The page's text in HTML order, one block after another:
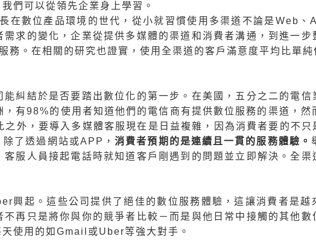
們可以從領先企業身上學習。
數位產品環境的世代，從小就習慣使用多渠道不論是Web、
求的變化，企業從提供多媒體的渠道和消費者溝通，到進一步
。在相關的研究也證實，使用全渠道的客戶滿意度平均比單純
糾結於是否要踏出數位化的第一步。在美國，五分之二的電
有98%的使用者知道他們的電信商有提供數位服務的渠道，然
外，要導入多媒體客服現在是日益複雜，因為消費者要的不只
除了透過網站或APP，消費者預期的是連續且一貫的服務體驗。
服人員接起電話時就知道客戶剛遇到的問題並立即解決。全渠
起。這些公司提供了絕佳的數位服務體驗，這讓消費者是越
再只是將你與你的競爭者比較－而是與他日常中接觸的其他數
使用的如Gmail或Uber等強大對手。